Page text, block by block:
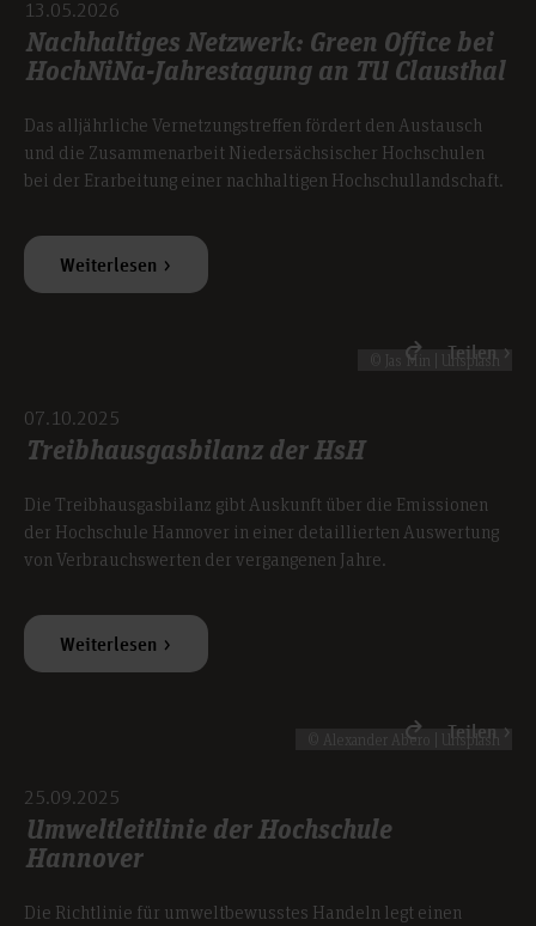
13.05.2026
Nachhaltiges Netzwerk: Green Office bei
HochNiNa-Jahrestagung an TU Clausthal
Das alljährliche Vernetzungstreffen fördert den Austausch
und die Zusammenarbeit Niedersächsischer Hochschulen
bei der Erarbeitung einer nachhaltigen Hochschullandschaft.
Weiterlesen
Teilen
© Jas Min | Unsplash
07.10.2025
Treibhausgasbilanz der HsH
Die Treibhausgasbilanz gibt Auskunft über die Emissionen
der Hochschule Hannover in einer detaillierten Auswertung
von Verbrauchswerten der vergangenen Jahre.
Weiterlesen
Teilen
© Alexander Abero | Unsplash
25.09.2025
Umweltleitlinie der Hochschule
Hannover
Die Richtlinie für umweltbewusstes Handeln legt einen